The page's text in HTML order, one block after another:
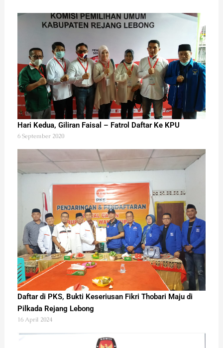
Hari Kedua, Giliran Faisal – Fatrol Daftar Ke KPU
6 September 2020
Daftar di PKS, Bukti Keseriusan Fikri Thobari Maju di
Pilkada Rejang Lebong
16 April 2024